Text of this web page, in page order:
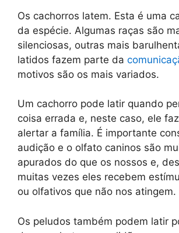
Os cachorros latem. Esta é uma
da espécie. Algumas raças são
silenciosas, outras mais
latidos fazem parte da
motivos são os mais variados.
Um cachorro pode latir quando
coisa errada e, neste caso, ele
alertar a família. É importante
audição e o olfato caninos são
apurados do que os nossos e,
muitas vezes eles recebem
ou olfativos que não nos atingem.
Os peludos também podem latir